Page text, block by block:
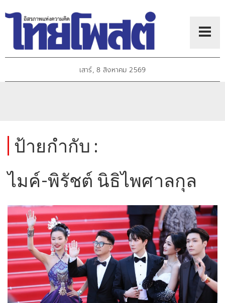
เสาร์, 8 สิงหาคม 2569
ป้ายกำกับ :
ไมค์-พิรัชต์ นิธิไพศาลกุล